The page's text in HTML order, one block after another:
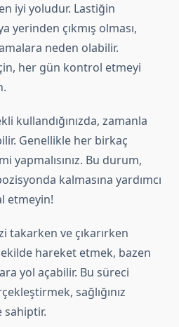
en iyi yoludur. Lastiğin
yerinden çıkmış olması,
neden olabilir.
her gün kontrol etmeyi
kullandığınızda, zamanla
Genellikle her birkaç
yapmalısınız. Bu durum,
kalmasına yardımcı
etmeyin!
takarken ve çıkarırken
hareket etmek, bazen
yol açabilir. Bu süreci
sağlığınız
sahiptir.